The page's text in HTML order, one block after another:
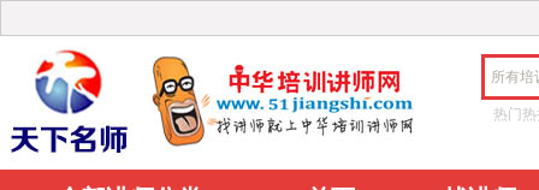
所有培
热门